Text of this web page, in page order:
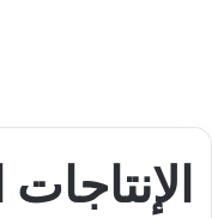
الإنتاجات